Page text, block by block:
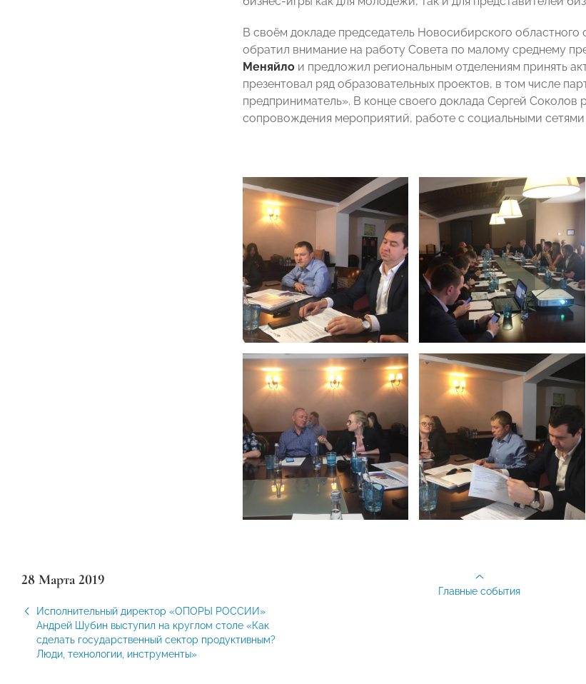
В своём докладе председатель Новосибирского
обратил внимание на работу Совета по малому среднему
Меняйло и предложил региональным отделениям принять
презентовал ряд образовательных проектов, в том числе
предприниматель». В конце своего доклада Сергей
сопровождения мероприятий, работе с социальными
28 Марта 2019
Исполнительный директор «ОПОРЫ РОССИИ»
Андрей Шубин выступил на круглом столе «Как
сделать государственный сектор продуктивным?
Люди, технологии, инструменты»
Главные события